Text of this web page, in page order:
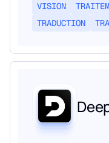
VISION
TRADUCTION